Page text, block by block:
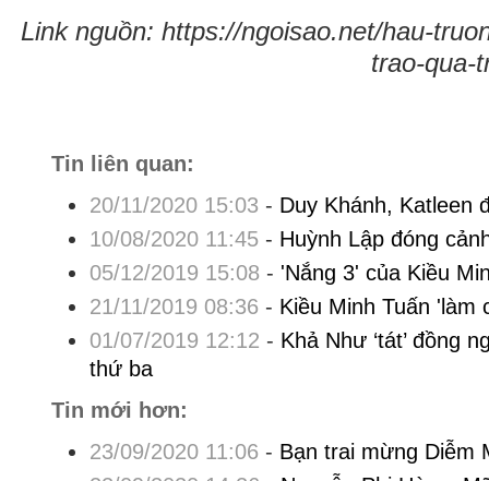
Link nguồn: https://ngoisao.net/hau-
trao-qua-
Tin liên quan:
20/11/2020 15:03 - Duy Khánh, Katleen
10/08/2020 11:45- Huỳnh Lập đóng
05/12/2019 15:08 - 'Nắng 3' của Kiều
21/11/2019 08:36 - Kiều Minh Tuấn 'làm
01/07/2019 12:12 - Khả Như ‘tát’ đồng
thứ ba
Tin mới hơn:
23/09/2020 11:06 - Bạn trai mừng Diễm